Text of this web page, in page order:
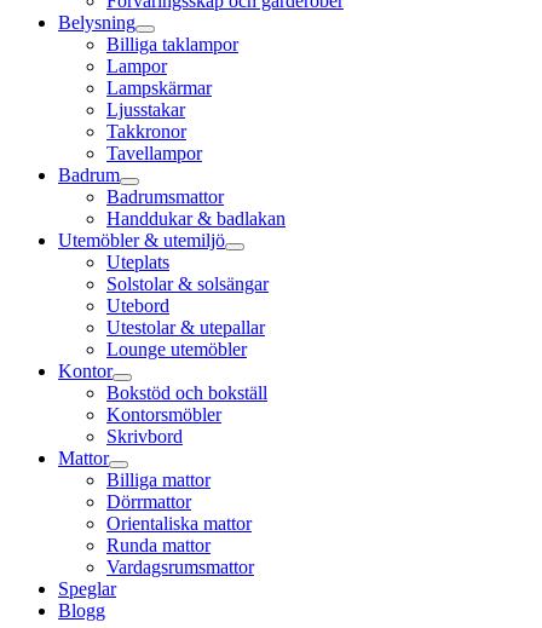
Belysning
Billiga taklampor
Lampor
Lampskärmar
Ljusstakar
Takkronor
Tavellampor
Badrum
Badrumsmattor
Handdukar & badlakan
Utemöbler & utemiljö
Uteplats
Solstolar & solsängar
Utebord
Utestolar & utepallar
Lounge utemöbler
Kontor
Bokstöd och bokställ
Kontorsmöbler
Skrivbord
Mattor
Billiga mattor
Dörrmattor
Orientaliska mattor
Runda mattor
Vardagsrumsmattor
Speglar
Blogg